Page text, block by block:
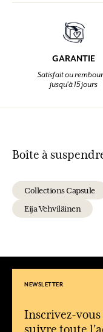
GARANTIE
Satisfait ou
jusqu'à 15 jours
Boîte à
Collections Capsule
Eija Vehviläinen
NEWSLETTER
Inscrivez-
suivre toute